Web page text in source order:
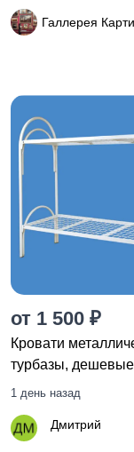
Галлерея
от 1 500 ₽
Кровати
турбазы, дешевые
1 день назад
Дмитрий